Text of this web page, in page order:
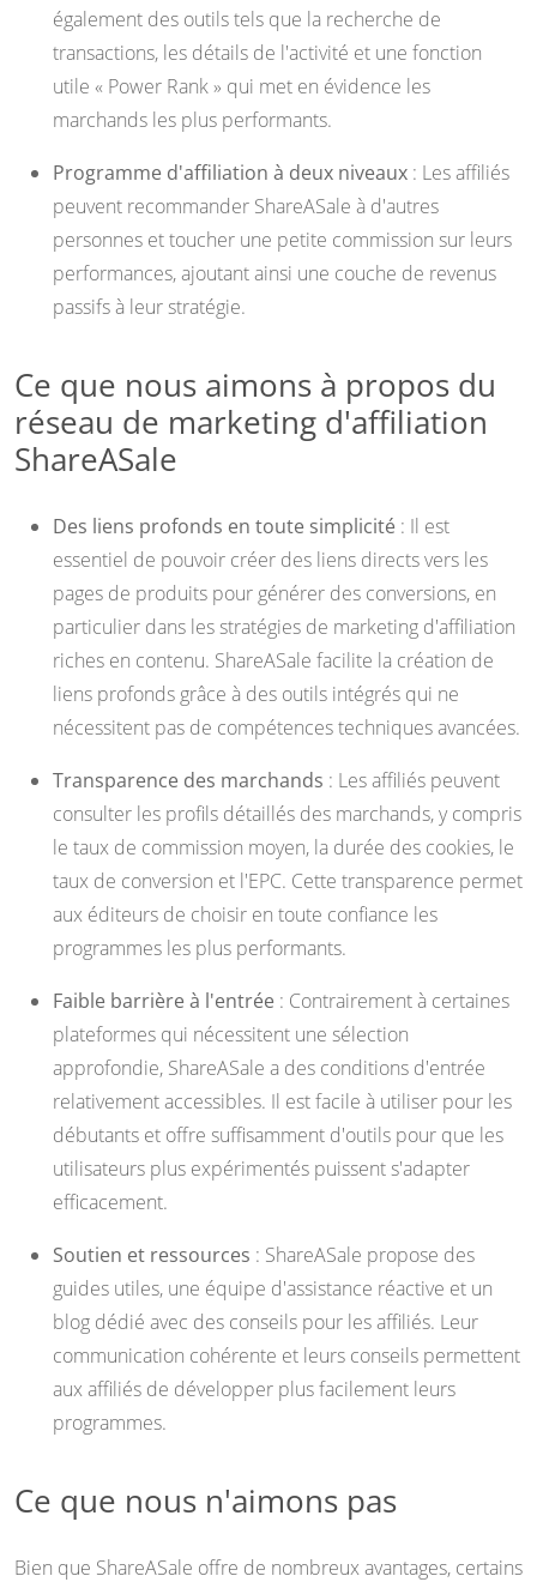
également des outils tels que la recherche de
transactions, les détails de l'activité et une fonction
utile « Power Rank » qui met en évidence les
marchands les plus performants.
Programme d'affiliation à deux niveaux : Les affiliés
peuvent recommander ShareASale à d'autres
personnes et toucher une petite commission sur leurs
performances, ajoutant ainsi une couche de revenus
passifs à leur stratégie.
Ce que nous aimons à propos du
réseau de marketing d'affiliation
ShareASale
Des liens profonds en toute simplicité : Il est
essentiel de pouvoir créer des liens directs vers les
pages de produits pour générer des conversions, en
particulier dans les stratégies de marketing d'affiliation
riches en contenu. ShareASale facilite la création de
liens profonds grâce à des outils intégrés qui ne
nécessitent pas de compétences techniques avancées.
Transparence des marchands : Les affiliés peuvent
consulter les profils détaillés des marchands, y compris
le taux de commission moyen, la durée des cookies, le
taux de conversion et l'EPC. Cette transparence permet
aux éditeurs de choisir en toute confiance les
programmes les plus performants.
Faible barrière à l'entrée : Contrairement à certaines
plateformes qui nécessitent une sélection
approfondie, ShareASale a des conditions d'entrée
relativement accessibles. Il est facile à utiliser pour les
débutants et offre suffisamment d'outils pour que les
utilisateurs plus expérimentés puissent s'adapter
efficacement.
Soutien et ressources : ShareASale propose des
guides utiles, une équipe d'assistance réactive et un
blog dédié avec des conseils pour les affiliés. Leur
communication cohérente et leurs conseils permettent
aux affiliés de développer plus facilement leurs
programmes.
Ce que nous n'aimons pas
Bien que ShareASale offre de nombreux avantages, certains